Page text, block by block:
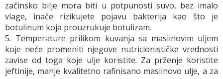
začinsko bilje mora biti u potpunosti suvo, bez imalo
vlage, inače rizikujete pojavu bakterija kao što je
botulinum koja prouzrukuje botulizam.
5. Temperature prilikom kuvanja sa maslinovim uljem
koje neće promeniti njegove nutricionističke vrednosti
zavise od toga koje ulje koristite. Za prženje koristite
jeftinije, manje kvalitetno rafinisano maslinovo ulje, a za